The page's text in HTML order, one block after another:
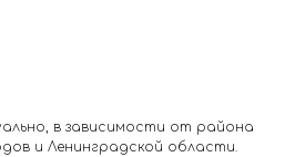
в зависимости от района
и Ленинградской области.